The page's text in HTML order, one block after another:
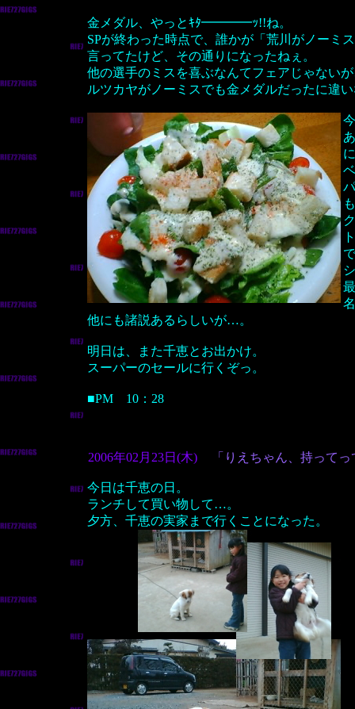
金メダル、やっとｷﾀ━━━━ｯ!!ね。
SPが終わった時点で、誰かが「荒川がノーミ
言ってたけど、その通りになったねぇ。
他の選手のミスを喜ぶなんてフェアじゃない
ルツカヤがノーミスでも金メダルだったに違
他にも諸説あるらしいが…。
明日は、また千恵とお出かけ。
スーパーのセールに行くぞっ。
■PM 10：28
2006年02月23日(木) 「りえちゃん、持ってっ
今日は千恵の日。
ランチして買い物して…。
夕方、千恵の実家まで行くことになった。